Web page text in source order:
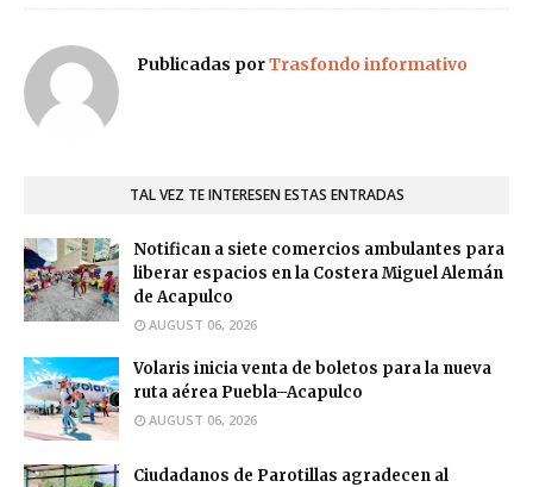
Publicadas porTrasfondo informativo
TAL VEZ TE INTERESEN ESTAS ENTRADAS
Notifican a siete comercios ambulantes para
liberar espacios en la Costera Miguel Alemán
de Acapulco
AUGUST 06, 2026
Volaris inicia venta de boletos para la nueva
ruta aérea Puebla–Acapulco
AUGUST 06, 2026
Ciudadanos de Parotillas agradecen al